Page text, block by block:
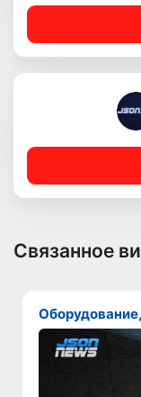
Связанное